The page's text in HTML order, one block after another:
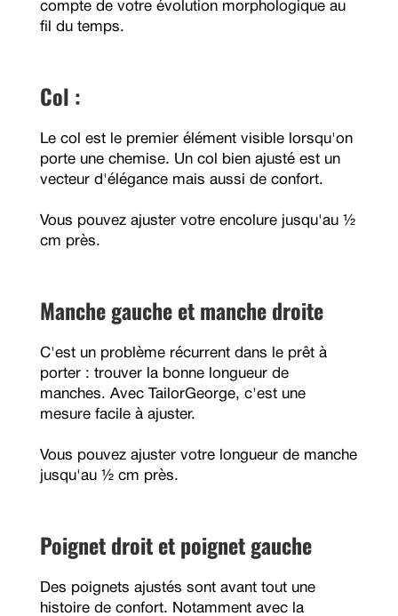
compte de votre évolution morphologique au
fil du temps.
Col :
Le col est le premier élément visible lorsqu'on
porte une chemise. Un col bien ajusté est un
vecteur d'élégance mais aussi de confort.
Vous pouvez ajuster votre encolure jusqu'au ½
cm près.
Manche gauche et manche droite
C'est un problème récurrent dans le prêt à
porter : trouver la bonne longueur de
manches. Avec TailorGeorge, c'est une
mesure facile à ajuster.
Vous pouvez ajuster votre longueur de manche
jusqu'au ½ cm près.
Poignet droit et poignet gauche
Des poignets ajustés sont avant tout une
histoire de confort. Notamment avec la